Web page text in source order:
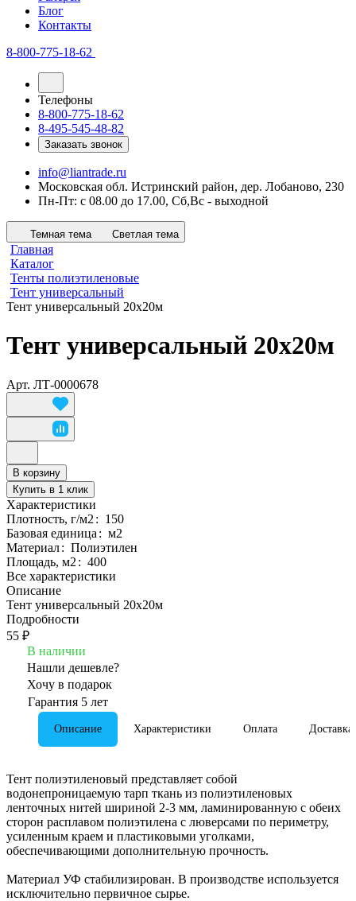
Блог
Контакты
8-800-775-18-62
Телефоны
8-800-775-18-62
8-495-545-48-82
Заказать звонок
info@liantrade.ru
Московская обл. Истринский район, дер. Лобаново, 230
Пн-Пт: c 08.00 до 17.00, Cб,Вс - выходной
Темная тема Светлая тема
Главная
Каталог
Тенты полиэтиленовые
Тент универсальный
Тент универсальный 20х20м
Тент универсальный 20х20м
Арт. ЛТ-0000678
В корзину
Купить в 1 клик
Характеристики
Плотность, г/м2: 150
Базовая единица : м2
Материал: Полиэтилен
Площадь, м2: 400
Все характеристики
Описание
Тент универсальный 20х20м
Подробности
55 ₽
В наличии
Нашли дешевле?
Хочу в подарок
Гарантия 5 лет
Описание Характеристики Оплата Доставка
Тент полиэтиленовый представляет собой
водонепроницаемую тарп ткань из полиэтиленовых
ленточных нитей шириной 2-3 мм, ламинированную с обеих
сторон расплавом полиэтилена с люверсами по периметру,
усиленным краем и пластиковыми уголками,
обеспечивающими дополнительную прочность.
Материал УФ стабилизирован. В производстве используется
исключительно первичное сырье.